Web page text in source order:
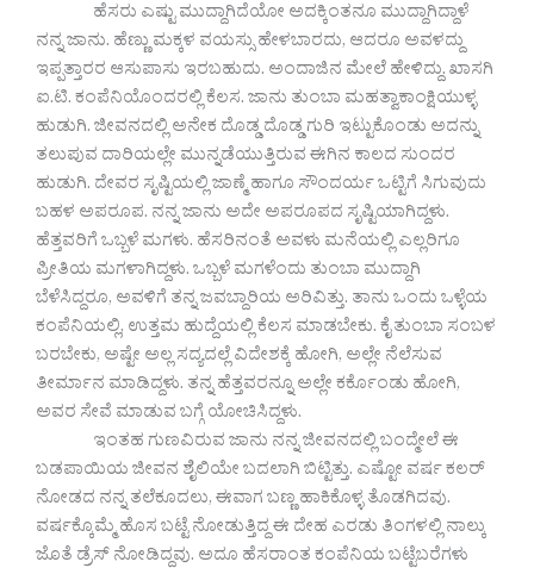
ಹೆಸರು ಎಷ್ಟು ಮುದ್ದಾಗಿದೆಯೋ ಅದಕ್ಕಿಂತನೂ ಮುದ್ದಾಗಿದ್ದಾಳೆ
ನನ್ನ ಜಾನು. ಹೆಣ್ಣು ಮಕ್ಕಳ ವಯಸ್ಸು ಹೇಳಬಾರದು, ಆದರೂ ಅವಳದ್ದು
ಇಪ್ಪತ್ತಾರರ ಆಸುಪಾಸು ಇರಬಹುದು. ಅಂದಾಜಿನ ಮೇಲೆ ಹೇಳಿದ್ದು. ಖಾಸಗಿ
ಐ.ಟಿ. ಕಂಪೆನಿಯೊಂದರಲ್ಲಿ ಕೆಲಸ. ಜಾನು ತುಂಬಾ ಮಹತ್ವಾಕಾಂಕ್ಷಿಯುಳ್ಳ
ಹುಡುಗಿ. ಜೀವನದಲ್ಲಿ ಅನೇಕ ದೊಡ್ಡ ದೊಡ್ಡ ಗುರಿ ಇಟ್ಟುಕೊಂಡು ಅದನ್ನು
ತಲುಪುವ ದಾರಿಯಲ್ಲೇ ಮುನ್ನಡೆಯುತ್ತಿರುವ ಈಗಿನ ಕಾಲದ ಸುಂದರ
ಹುಡುಗಿ. ದೇವರ ಸೃಷ್ಟಿಯಲ್ಲಿ ಜಾಣ್ಮೆ ಹಾಗೂ ಸೌಂದರ್ಯ ಒಟ್ಟಿಗೆ ಸಿಗುವುದು
ಬಹಳ ಅಪರೂಪ. ನನ್ನ ಜಾನು ಅದೇ ಅಪರೂಪದ ಸೃಷ್ಟಿಯಾಗಿದ್ದಳು.
ಹೆತ್ತವರಿಗೆ ಒಬ್ಬಳೆ ಮಗಳು. ಹೆಸರಿನಂತೆ ಅವಳು ಮನೆಯಲ್ಲಿ ಎಲ್ಲರಿಗೂ
ಪ್ರೀತಿಯ ಮಗಳಾಗಿದ್ದಳು. ಒಬ್ಬಳೆ ಮಗಳೆಂದು ತುಂಬಾ ಮುದ್ದಾಗಿ
ಬೆಳೆಸಿದ್ದರೂ, ಅವಳಿಗೆ ತನ್ನ ಜವಬ್ದಾರಿಯ ಅರಿವಿತ್ತು. ತಾನು ಒಂದು ಒಳ್ಳೆಯ
ಕಂಪೆನಿಯಲ್ಲಿ, ಉತ್ತಮ ಹುದ್ದೆಯಲ್ಲಿ ಕೆಲಸ ಮಾಡಬೇಕು. ಕೈ ತುಂಬಾ ಸಂಬಳ
ಬರಬೇಕು, ಅಷ್ಟೇ ಅಲ್ಲ ಸದ್ಯದಲ್ಲೆ ವಿದೇಶಕ್ಕೆ ಹೋಗಿ, ಅಲ್ಲೇ ನೆಲೆಸುವ
ತೀರ್ಮಾನ ಮಾಡಿದ್ದಳು. ತನ್ನ ಹೆತ್ತವರನ್ನೂ ಅಲ್ಲೇ ಕರ್ಕೊಂಡು ಹೋಗಿ,
ಅವರ ಸೇವೆ ಮಾಡುವ ಬಗ್ಗೆ ಯೋಚಿಸಿದ್ದಳು.
ಇಂತಹ ಗುಣವಿರುವ ಜಾನು ನನ್ನ ಜೀವನದಲ್ಲಿ ಬಂದ್ಮೇಲೆ ಈ
ಬಡಪಾಯಿಯ ಜೀವನ ಶೈಲಿಯೇ ಬದಲಾಗಿ ಬಿಟ್ಟಿತ್ತು. ಎಷ್ಟೋ ವರ್ಷ ಕಲರ್
ನೋಡದ ನನ್ನ ತಲೆಕೂದಲು, ಈವಾಗ ಬಣ್ಣ ಹಾಕಿಕೊಳ್ಳ ತೊಡಗಿದವು.
ವರ್ಷಕ್ಕೊಮ್ಮೆ ಹೊಸ ಬಟ್ಟೆ ನೋಡುತ್ತಿದ್ದ ಈ ದೇಹ ಎರಡು ತಿಂಗಳಲ್ಲಿ ನಾಲ್ಕು
ಜೊತೆ ಡ್ರೆಸ್ ನೋಡಿದ್ದವು. ಅದೂ ಹೆಸರಾಂತ ಕಂಪೆನಿಯ ಬಟ್ಟೆಬರೆಗಳು